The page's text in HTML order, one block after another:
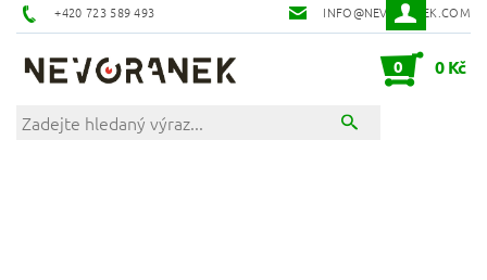
+420 723 589 493 INFO@NEVORANEK.COM
0 0 Kč